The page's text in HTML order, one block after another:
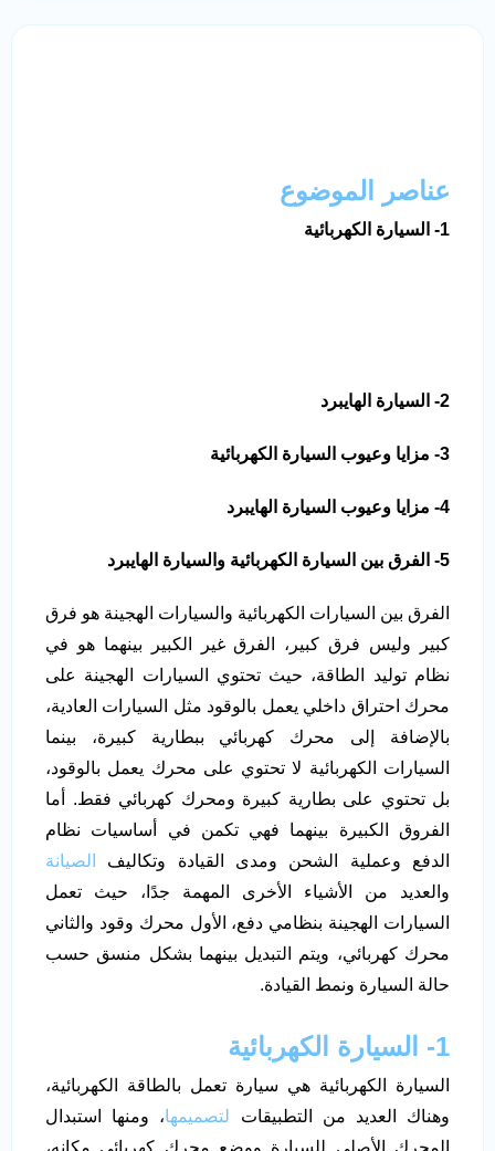
عناصر الموضوع
1- السيارة الكهربائية
2- السيارة الهايبرد
3- مزايا وعيوب السيارة الكهربائية
4- مزايا وعيوب السيارة الهايبرد
5- الفرق بين السيارة الكهربائية والسيارة الهايبرد
الفرق بين السيارات الكهربائية والسيارات الهجينة هو فرق
كبير وليس فرق كبير، الفرق غير الكبير بينهما هو في
نظام توليد الطاقة، حيث تحتوي السيارات الهجينة على
محرك احتراق داخلي يعمل بالوقود مثل السيارات العادية،
بالإضافة إلى محرك كهربائي ببطارية كبيرة، بينما
السيارات الكهربائية لا تحتوي على محرك يعمل بالوقود،
بل تحتوي على بطارية كبيرة ومحرك كهربائي فقط. أما
الفروق الكبيرة بينهما فهي تكمن في أساسيات نظام
الدفع وعملية الشحن ومدى القيادة وتكاليف
الصيانة
والعديد من الأشياء الأخرى المهمة جدًا، حيث تعمل
السيارات الهجينة بنظامي دفع، الأول محرك وقود والثاني
محرك كهربائي، ويتم التبديل بينهما بشكل منسق حسب
حالة السيارة ونمط القيادة.
1- السيارة الكهربائية
السيارة الكهربائية هي سيارة تعمل بالطاقة الكهربائية،
وهناك العديد من التطبيقات لتصميمها، ومنها استبدال
المحرك الأصلي للسيارة ووضع محرك كهربائي مكانه،